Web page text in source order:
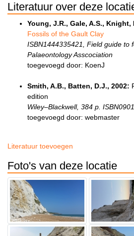
Literatuur over deze
Young, J.R., Gale, A.S., Knight,
Fossils of the Gault Clay
ISBN1444335421, Field guide to
Palaeontology Asscociation
toegevoegd door: KoenJ
Smith, A.B., Batten, D.J., 2002:
edition
Wiley–Blackwell, 384 p.
toegevoegd door: webmaster
Literatuur toevoegen
Foto's van deze locatie